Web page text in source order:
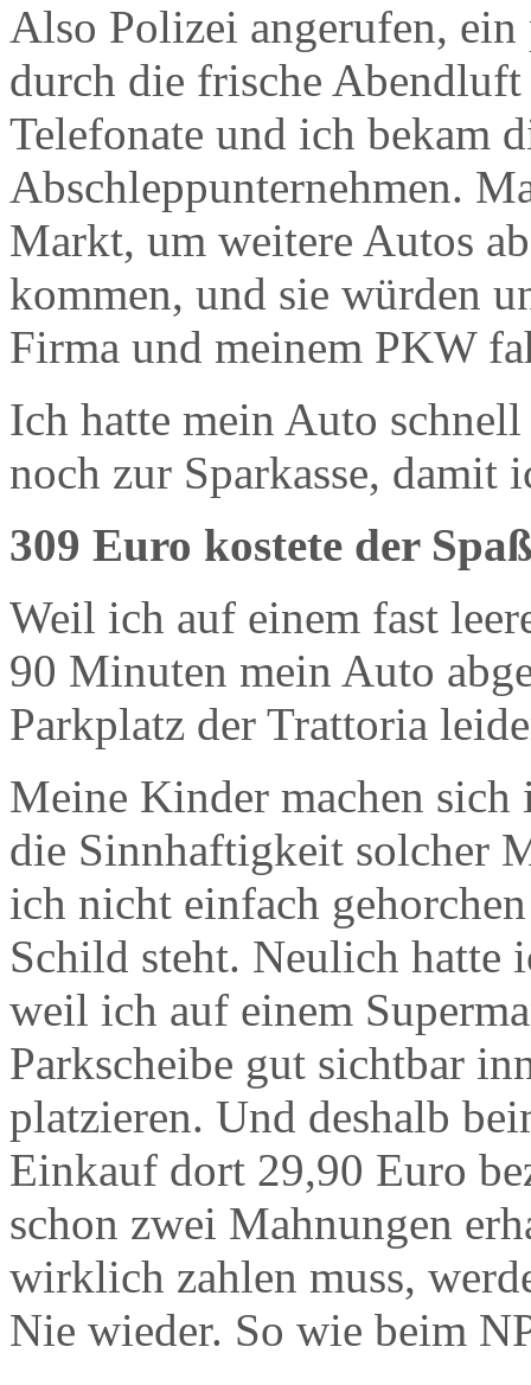
Also Polizei angerufen,
durch die frische
Telefonate und ich bekam
Abschleppunternehmen.
Markt, um weitere Autos
kommen, und sie würden
Firma und meinem PKW
Ich hatte mein Auto
noch zur Sparkasse, damit
309 Euro kostete der
Weil ich auf einem fast
90 Minuten mein Auto
Parkplatz der Trattoria
Meine Kinder machen
die Sinnhaftigkeit solcher
ich nicht einfach
Schild steht. Neulich hatte
weil ich auf einem
Parkscheibe gut sichtbar
platzieren. Und deshalb
Einkauf dort 29,90 Euro
schon zwei Mahnungen
wirklich zahlen muss,
Nie wieder. So wie beim